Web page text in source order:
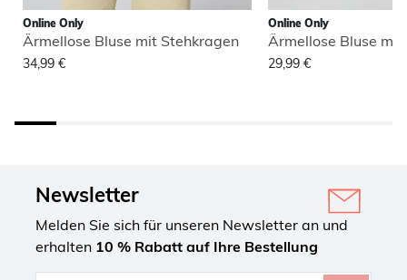
Online Only
Ärmellose Bluse mit Stehkragen
34,99 €
Online Only
Ärmellose Bluse
29,99 €
Newsletter
Melden Sie sich für unseren Newsletter an und
erhalten 10 % Rabatt auf Ihre Bestellung